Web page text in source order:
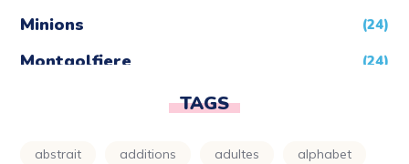
Minions (24)
Montgolfiere (24)
TAGS
abstrait additions adultes alphabet